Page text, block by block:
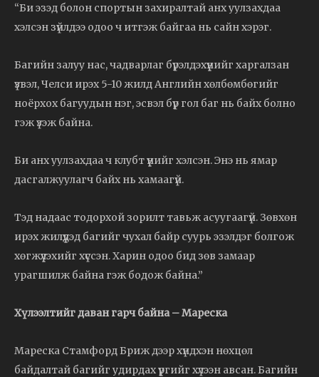
“Би эзэд болон спортын захиралтай анх уулзахдаа
хэлсэн зүйлдээ одоо ч итгэж байгаа нь сайн хэрэг.
Багийн залуу нас, чадварлаг бүрэлдэхүүнийг харгалзан
үзвэл, Челси ирэх 5-10 жилд Английн хөлбөмбөгийг
ноёрхох багуудын нэг, эсвэл бүр гол баг нь байх болно
гэж үзэж байна.
Би анх уулзахдаа ч клубт үүнийг хэлсэн. Энэ нь ямар
дасгалжуулагч байх нь хамаагүй.
Тэд надаас тодорхой зорилт тавьж асуугаагүй. Зөвхөн
ирэх жилүүдэд багийг чухал байр суурь эзэлдэг болгож
хөгжүүлэхийг хүссэн. Харин одоо бид зөв замаар
урагшилж байна гэж бодож байна.”
Хүлээлтийг даван гарч байна – Мареска
Мареска Стамфорд Бриж дээр хүндхэн нөхцөл
байдалтай багийг удирдах үүргийг хүлээн авсан. Багийн